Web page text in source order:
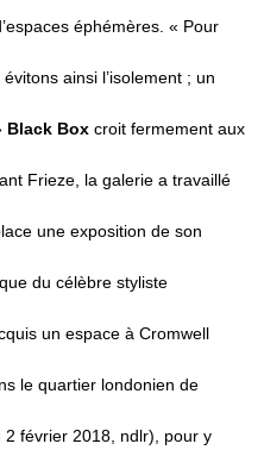
éphémères. « Pour
ainsi l’isolement ; un
Black Box croit fermement aux
Frieze, la galerie a travaillé
une exposition de son
du célèbre styliste
un espace à Cromwell
le quartier londonien de
2 février 2018, ndlr), pour y